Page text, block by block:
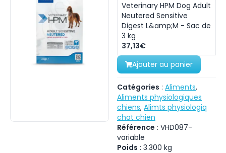
Veterinary HPM Dog Adult
Neutered Sensitive
Digest L&amp;M - Sac de
3 kg
37,13€
Ajouter au panier
Catégories : Aliments,
Aliments physiologiques
chiens, Alimts physiologiq
chat chien
Référence : VHD087-
variable
Poids : 3.300 kg